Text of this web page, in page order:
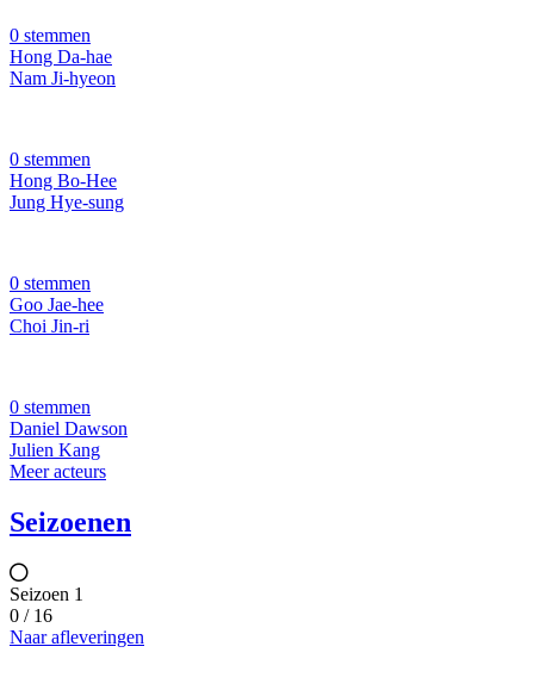
0 stemmen
Hong Da-hae
Nam Ji-hyeon
0 stemmen
Hong Bo-Hee
Jung Hye-sung
0 stemmen
Goo Jae-hee
Choi Jin-ri
0 stemmen
Daniel Dawson
Julien Kang
Meer acteurs
Seizoenen
Seizoen 1
0 / 16
Naar afleveringen